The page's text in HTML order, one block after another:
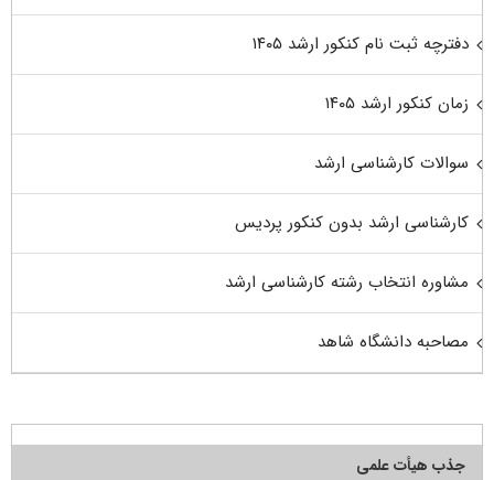
دفترچه ثبت نام کنکور ارشد ۱۴۰۵
زمان کنکور ارشد ۱۴۰۵
سوالات کارشناسی ارشد
کارشناسی ارشد بدون کنکور پردیس
مشاوره انتخاب رشته کارشناسی ارشد
مصاحبه دانشگاه شاهد
جذب هیأت علمی